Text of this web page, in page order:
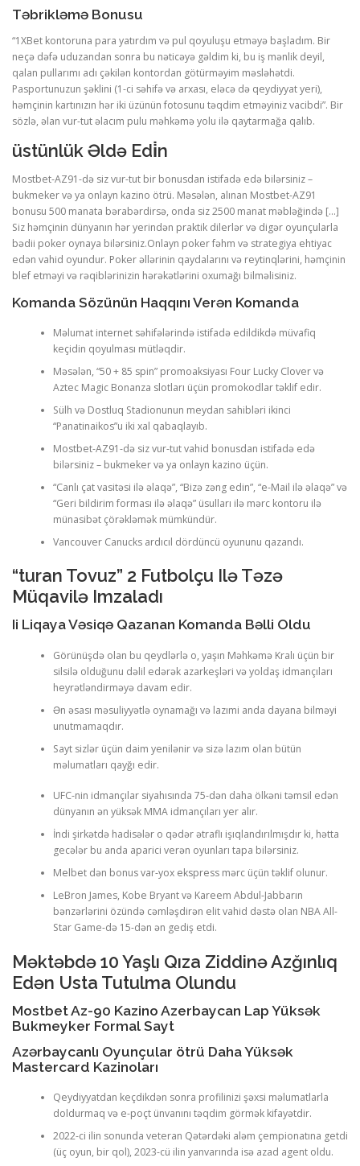
Təbrikləmə Bonusu
“1XBet kontoruna para yatırdım və pul qoyuluşu etməyə başladım. Bir
neçə dəfə uduzandan sonra bu nəticəyə gəldim ki, bu iş mənlik deyil,
qalan pullarımı adı çəkilən kontordan götürməyim məsləhətdi.
Pasportunuzun şəklini (1-ci səhifə və arxası, eləcə də qeydiyyat yeri),
həmçinin kartınızın hər iki üzünün fotosunu təqdim etməyiniz vacibdi”. Bir
sözlə, əlan vur-tut əlacım pulu məhkəmə yolu ilə qaytarmağa qalıb.
üstünlük Əldə Edi̇n
Mostbet-AZ91-də siz vur-tut bir bonusdan istifadə edə bilərsiniz –
bukmeker və ya onlayn kazino ötrü. Məsələn, alınan Mostbet-AZ91
bonusu 500 manata bərabərdirsə, onda siz 2500 manat məbləğində […]
Siz həmçinin dünyanın hər yerindən praktik dilerlər və digər oyunçularla
bədii poker oynaya bilərsiniz.Onlayn poker fəhm və strategiya ehtiyac
edən vahid oyundur. Poker əllərinin qaydalarını və reytinqlərini, həmçinin
blef etməyi və rəqiblərinizin hərəkətlərini oxumağı bilməlisiniz.
Komanda Sözünün Haqqını Verən Komanda
Məlumat internet səhifələrində istifadə edildikdə müvafiq
keçidin qoyulması mütləqdir.
Məsələn, “50 + 85 spin” promoaksiyası Four Lucky Clover və
Aztec Magic Bonanza slotları üçün promokodlar təklif edir.
Sülh və Dostluq Stadionunun meydan sahibləri ikinci
“Panatinaikos”u iki xal qabaqlayıb.
Mostbet-AZ91-də siz vur-tut vahid bonusdan istifadə edə
bilərsiniz – bukmeker və ya onlayn kazino üçün.
“Canlı çat vasitəsi ilə əlaqə”, “Bizə zəng edin”, “e-Mail ilə əlaqə” və
“Geri bildirim forması ilə əlaqə” üsulları ilə mərc kontoru ilə
münasibət çörəkləmək mümkündür.
Vancouver Canucks ardıcıl dördüncü oyununu qazandı.
“turan Tovuz” 2 Futbolçu Ilə Təzə
Müqavilə Imzaladı
Ii Liqaya Vəsiqə Qazanan Komanda Bəlli Oldu
Görünüşdə olan bu qeydlərlə o, yaşın Məhkəmə Kralı üçün bir
silsilə olduğunu dəlil edərək azarkeşləri və yoldaş idmançıları
heyrətləndirməyə davam edir.
Ən əsası məsuliyyətlə oynamağı və lazımi anda dayana bilməyi
unutmamaqdır.
Sayt sizlər üçün daim yenilənir və sizə lazım olan bütün
məlumatları qayğı edir.
UFC-nin idmançılar siyahısında 75-dən daha ölkəni təmsil edən
dünyanın ən yüksək MMA idmançıları yer alır.
İndi şirkətdə hadisələr o qədər ətraflı işıqlandırılmışdır ki, hətta
gecələr bu anda aparici verən oyunları tapa bilərsiniz.
Melbet dən bonus var-yox ekspress mərc üçün təklif olunur.
LeBron James, Kobe Bryant və Kareem Abdul-Jabbarın
bənzərlərini özündə cəmləşdirən elit vahid dəstə olan NBA All-
Star Game-də 15-dən ən gediş etdi.
Məktəbdə 10 Yaşlı Qıza Ziddinə Azğınlıq
Edən Usta Tutulma Olundu
Mostbet Az-90 Kazino Azerbaycan Lap Yüksək
Bukmeyker Formal Sayt
Azərbaycanlı Oyunçular ötrü Daha Yüksək
Mastercard Kazinoları
Qeydiyyatdan keçdikdən sonra profilinizi şəxsi məlumatlarla
doldurmaq və e-poçt ünvanını təqdim görmək kifayətdir.
2022-ci ilin sonunda veteran Qətərdəki aləm çempionatına getdi
(üç oyun, bir qol), 2023-cü ilin yanvarında isə azad agent oldu.